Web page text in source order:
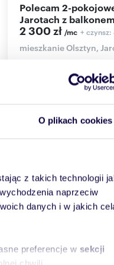
O plikach cookies
z takich technologii
naprzeciw
danych i w jakich
preferencje w sekcji
Polecam 2-pokojowe mieszkanie 38 m² w
Jarotach z balkonem
2 300 zł /mc + czynsz:
mieszkanie Olsztyn,
INFORMACJE POD
Wynajem 2 pokojowe
powierzchni 38,30